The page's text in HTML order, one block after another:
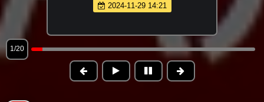
2024-11-29 14:21
1/20